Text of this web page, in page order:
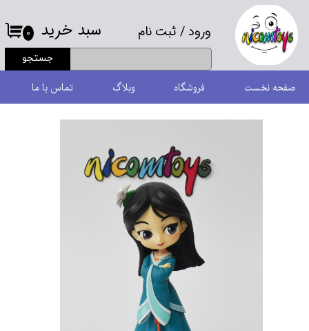
ورود/ ثبت نام
حساب کاربری من
تغییر گذر واژه
سفارشات
جستجو
۰ سبد خرید
صفحه نخست فروشگاه وبلاگ تماس با ما